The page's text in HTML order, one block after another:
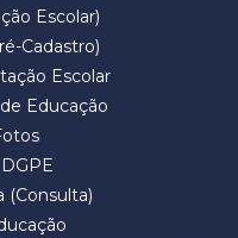
Escolar)
Cadastro)
Escolar
Educação
(Consulta)